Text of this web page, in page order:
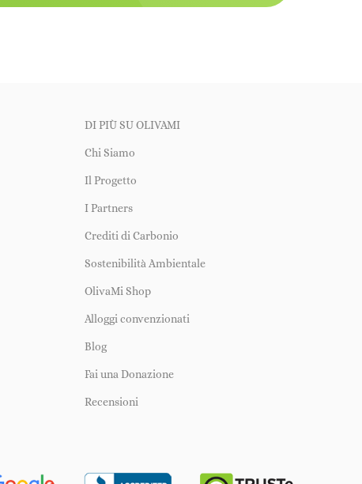
DI PIÙ SU OLIVAMI
Chi Siamo
Il Progetto
I Partners
Crediti di Carbonio
Sostenibilità Ambientale
OlivaMi Shop
Alloggi convenzionati
Blog
Fai una Donazione
Recensioni